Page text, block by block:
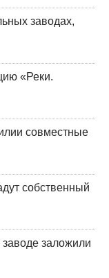
заводах,
«Реки.
совместные
собственный
заложили